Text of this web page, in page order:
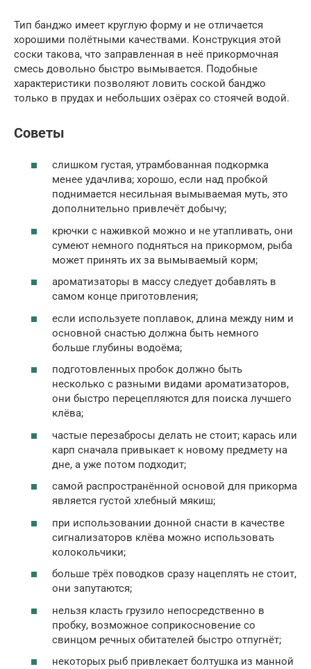
Тип банджо имеет круглую форму и не отличается
хорошими полётными качествами. Конструкция этой
соски такова, что заправленная в неё прикормочная
смесь довольно быстро вымывается. Подобные
характеристики позволяют ловить соской банджо
только в прудах и небольших озёрах со стоячей водой.
Советы
слишком густая, утрамбованная подкормка
менее удачлива; хорошо, если над пробкой
поднимается несильная вымываемая муть, это
дополнительно привлечёт добычу;
крючки с наживкой можно и не утапливать, они
сумеют немного подняться на прикормом, рыба
может принять их за вымываемый корм;
ароматизаторы в массу следует добавлять в
самом конце приготовления;
если используете поплавок, длина между ним и
основной снастью должна быть немного
больше глубины водоёма;
подготовленных пробок должно быть
несколько с разными видами ароматизаторов,
они быстро перецепляются для поиска лучшего
клёва;
частые перезабросы делать не стоит; карась или
карп сначала привыкает к новому предмету на
дне, а уже потом подходит;
самой распространённой основой для прикорма
является густой хлебный мякиш;
при использовании донной снасти в качестве
сигнализаторов клёва можно использовать
колокольчики;
больше трёх поводков сразу нацеплять не стоит,
они запутаются;
нельзя класть грузило непосредственно в
пробку, возможное соприкосновение со
свинцом речных обитателей быстро отпугнёт;
некоторых рыб привлекает болтушка из манной